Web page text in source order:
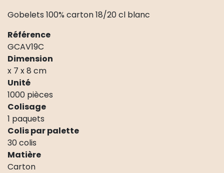
Gobelets 100% carton 18/20 cl blanc
Référence
GCAV19C
Dimension
x 7 x 8 cm
Unité
1000 pièces
Colisage
1 paquets
Colis par palette
30 colis
Matière
Carton